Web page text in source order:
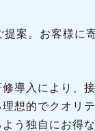
案。お客様に
導入により、
想的でクオリ
う独自にお得